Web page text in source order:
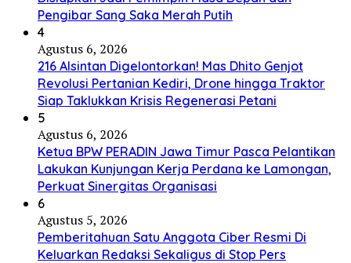
Pengibar Sang Saka Merah Putih
4
Agustus 6, 2026
216 Alsintan Digelontorkan! Mas Dhito Genjot
Revolusi Pertanian Kediri, Drone hingga Traktor
Siap Taklukkan Krisis Regenerasi Petani
5
Agustus 6, 2026
Ketua BPW PERADIN Jawa Timur Pasca Pelantikan
Lakukan Kunjungan Kerja Perdana ke Lamongan,
Perkuat Sinergitas Organisasi
6
Agustus 5, 2026
Pemberitahuan Satu Anggota Ciber Resmi Di
Keluarkan Redaksi Sekaligus di Stop Pers